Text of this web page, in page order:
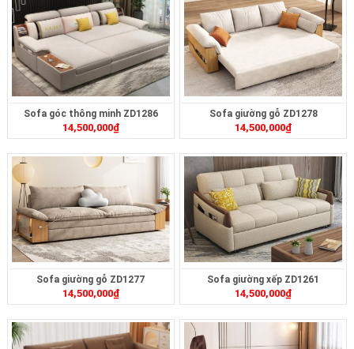
Sofa góc thông minh ZD1286
14,500,000₫
Sofa giường gỗ ZD1278
14,500,000₫
Sofa giường gỗ ZD1277
14,500,000₫
Sofa giường xếp ZD1261
14,500,000₫